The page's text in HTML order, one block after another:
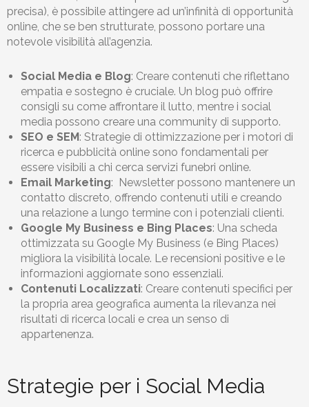
precisa), è possibile attingere ad un’infinità di opportunità
online, che se ben strutturate, possono portare una
notevole visibilità all’agenzia.
Social Media e Blog: Creare contenuti che riflettano
empatia e sostegno è cruciale. Un blog può offrire
consigli su come affrontare il lutto, mentre i social
media possono creare una community di supporto.
SEO e SEM : Strategie di ottimizzazione per i motori di
ricerca e pubblicità online sono fondamentali per
essere visibili a chi cerca servizi funebri online.
Email Marketing: Newsletter possono mantenere un
contatto discreto, offrendo contenuti utili e creando
una relazione a lungo termine con i potenziali clienti.
Google My Business e Bing Places: Una scheda
ottimizzata su Google My Business (e Bing Places)
migliora la visibilità locale. Le recensioni positive e le
informazioni aggiornate sono essenziali.
Contenuti Localizzati: Creare contenuti specifici per
la propria area geografica aumenta la rilevanza nei
risultati di ricerca locali e crea un senso di
appartenenza.
Strategie per i Social Media